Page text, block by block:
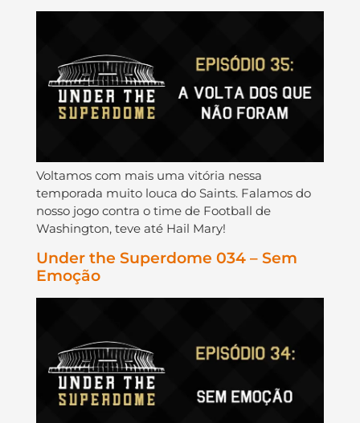
Voltamos com mais uma vitória nessa
temporada muito louca do Saints. Falamos do
nosso jogo contra o time de Football de
Washington, teve até Hail Mary!
Under the Superdome 034 – Sem
Emoção